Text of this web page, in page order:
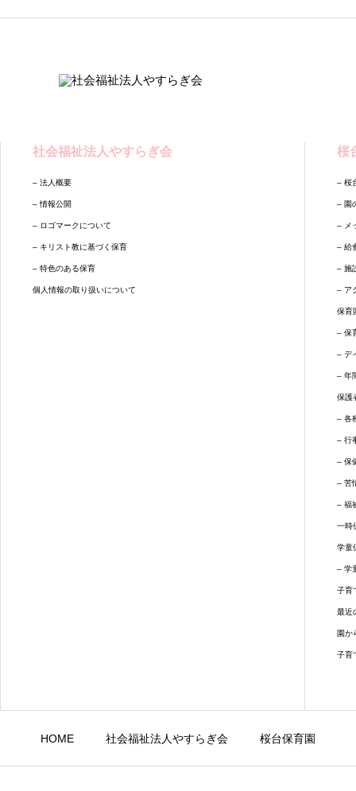
社会福祉法人やすらぎ会
– 法人概要
– 情報公開
– ロゴマークについて
– キリスト教に基づく保育
– 特色のある保育
個人情報の取り扱いについて
桜
– 桜
– 園
– メ
– 給
– 施
– ア
保育
– 保
– デ
– 年
保護
– 各
– 行
– 保
– 苦
– 福
一時
学童
– 学
子育
最近
園か
子育
HOME 社会福祉法人やすらぎ会 桜台保育園